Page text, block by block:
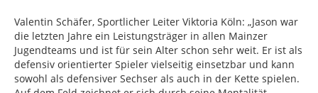
Valentin Schäfer, Sportlicher Leiter Viktoria Köln: „Jason war
die letzten Jahre ein Leistungsträger in allen Mainzer
Jugendteams und ist für sein Alter schon sehr weit. Er ist als
defensiv orientierter Spieler vielseitig einsetzbar und kann
sowohl als defensiver Sechser als auch in der Kette spielen.